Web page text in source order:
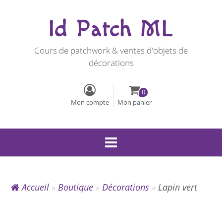
Id Patch ML
Cours de patchwork & ventes d'objets de
décorations
Mon compte
0
Mon panier
Accueil » Boutique » Décorations » Lapin vert